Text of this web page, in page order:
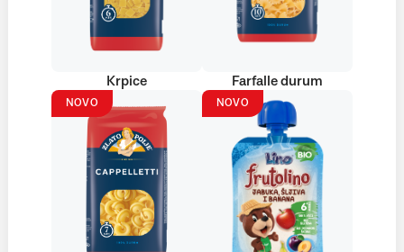
Krpice Farfalle durum
NOVO NOVO